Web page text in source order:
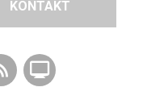
KONTAKT